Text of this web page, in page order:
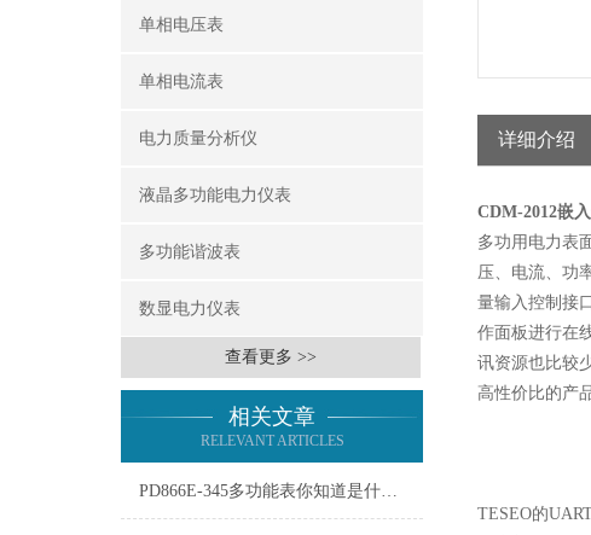
单相电压表
单相电流表
电力质量分析仪
液晶多功能电力仪表
多功能谐波表
数显电力仪表
查看更多 >>
相关文章
RELEVANT ARTICLES
PD866E-345多功能表你知道是什么吗？
详细介绍
CDM-2012嵌
多功用电力表
压、电流、功
量输入控制接
作面板进行在
讯资源也比较
高性价比的产品
TESEO的